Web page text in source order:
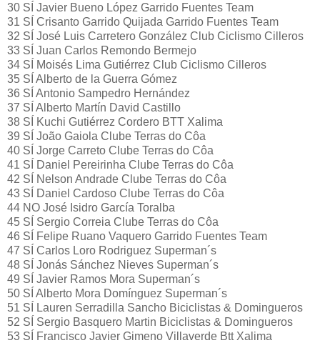
30 SÍ Javier Bueno López Garrido Fuentes Team
31 SÍ Crisanto Garrido Quijada Garrido Fuentes Team
32 SÍ José Luis Carretero González Club Ciclismo Cilleros
33 SÍ Juan Carlos Remondo Bermejo
34 SÍ Moisés Lima Gutiérrez Club Ciclismo Cilleros
35 SÍ Alberto de la Guerra Gómez
36 SÍ Antonio Sampedro Hernández
37 SÍ Alberto Martín David Castillo
38 SÍ Kuchi Gutiérrez Cordero BTT Xalima
39 SÍ João Gaiola Clube Terras do Côa
40 SÍ Jorge Carreto Clube Terras do Côa
41 SÍ Daniel Pereirinha Clube Terras do Côa
42 SÍ Nelson Andrade Clube Terras do Côa
43 SÍ Daniel Cardoso Clube Terras do Côa
44 NO José Isidro García Toralba
45 SÍ Sergio Correia Clube Terras do Côa
46 SÍ Felipe Ruano Vaquero Garrido Fuentes Team
47 SÍ Carlos Loro Rodriguez Superman´s
48 SÍ Jonás Sánchez Nieves Superman´s
49 SÍ Javier Ramos Mora Superman´s
50 SÍ Alberto Mora Domínguez Superman´s
51 SÍ Lauren Serradilla Sancho Biciclistas & Domingueros
52 SÍ Sergio Basquero Martin Biciclistas & Domingueros
53 SÍ Francisco Javier Gimeno Villaverde Btt Xalima